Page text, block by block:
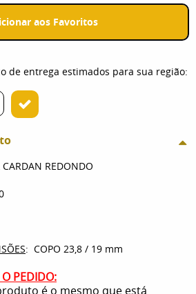
aos Favoritos
de entrega estimados para sua região:
REDONDO
: COPO 23,8 / 19 mm
PEDIDO:
é o mesmo que está